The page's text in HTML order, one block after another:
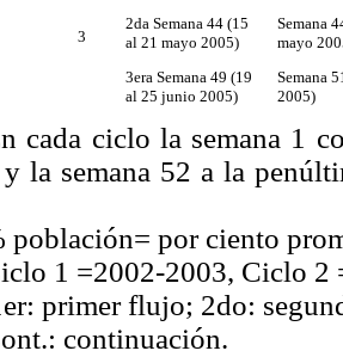
3
2da Semana 44 (15
al 21 mayo 2005)
3era Semana 49 (19
al 25 junio 2005)
Semana
mayo
Semana
2005)
cada ciclo la semana 1
la semana 52 a la
población= por ciento
1 =2002-2003, Ciclo
primer flujo; 2do:
continuación.